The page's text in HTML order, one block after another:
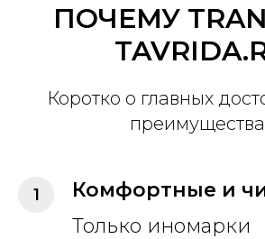
ПОЧЕМУ
Коротко о главных
Комфортные и
Только иномарки